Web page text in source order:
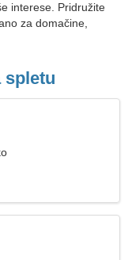
interese. Pridružite
za domačine,
spletu